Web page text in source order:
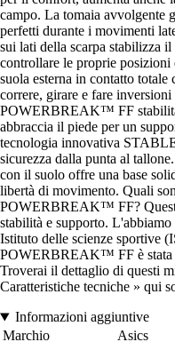
campo. La tomaia avvolgente
perfetti durante i movimenti
sui lati della scarpa stabilizza
controllare le proprie posizioni
suola esterna in contatto
correre, girare e fare
POWERBREAK™ FF
abbraccia il piede per un
tecnologia innovativa
sicurezza dalla punta al
con il suolo offre una base
libertà di movimento. Quali
POWERBREAK™ FF?
stabilità e supporto. L'abbiamo
Istituto delle scienze sportive
POWERBREAK™ FF è stata
Troverai il dettaglio di questi
Caratteristiche tecniche » qui
Informazioni aggiuntive
Marchio
Asics